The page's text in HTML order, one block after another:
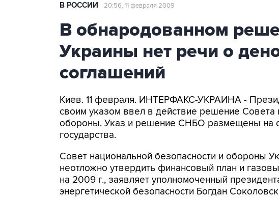
В РОССИИ 20:56, 11 февраля 2009
В обнародованном
Украины нет речи о
соглашений
Киев. 11 февраля. ИНТЕРФАКС-УКРАИНА -
своим указом ввел в действие решение Совета
обороны. Указ и решение СНБО размещены на
государства.
Совет национальной безопасности и обороны
неотложно утвердить финансовый план и
на 2009 г., заявляет уполномоченный
энергетической безопасности Богдан